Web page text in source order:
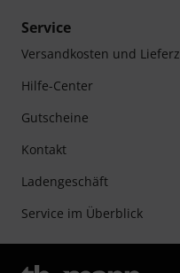
Service
Versandkosten und
Hilfe-Center
Gutscheine
Kontakt
Ladengeschäft
Service im Überblick